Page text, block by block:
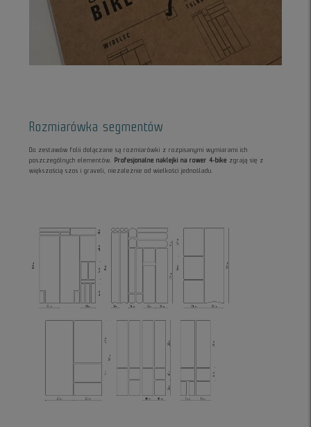
Rozmiarówka segmentów
Do zestawów folii dołączane są rozmiarówki z rozpisanymi wymiarami ich
poszczególnych elementów. Profesjonalne naklejki na rower 4-bike zgrają się z
większością szos i graveli, niezależnie od wielkości jednośladu.